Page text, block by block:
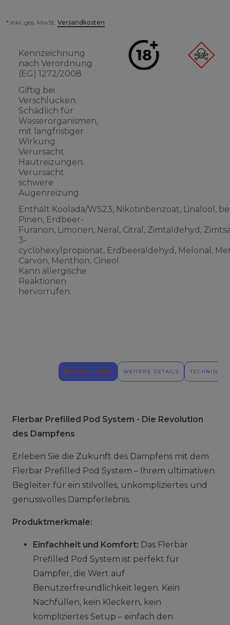
* inkl. ges. MwSt. Versandkosten
Kennzeichnung
nach Verordnung
(EG) 1272/2008
Giftig bei
Verschlucken.
Schädlich für
Wasserorganismen,
mit langfristiger
Wirkung.
Verursacht
Hautreizungen.
Verursacht
schwere
Augenreizung.
Enthält Koolada/WS23, Nikotinbenzoat, Linalool,
Pinen, Erdbeer-
Furanon, Limonen, Neral, Citral, Zimtaldehyd,
3-
cyclohexylpropionat, Erdbeeraldehyd, Melonal,
Carvon, Menthon, Cineol.
Kann allergische
Reaktionen
hervorrufen.
BESCHREIBUNG WEITERE DETAILS
Flerbar Prefilled Pod System - Die Revolution
des Dampfens
Erleben Sie die Zukunft des Dampfens mit dem
Flerbar Prefilled Pod System – Ihrem ultimativen
Begleiter für ein stilvolles, unkompliziertes und
genussvolles Dampferlebnis.
Produktmerkmale:
Einfachheit und Komfort: Das Flerbar
Prefilled Pod System ist perfekt für
Dampfer, die Wert auf
Benutzerfreundlichkeit legen. Kein
Nachfüllen, kein Kleckern, kein
kompliziertes Setup – einfach den